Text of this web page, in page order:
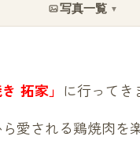
写真一覧 ▼
拓家」 に行ってき
愛される鶏焼肉を